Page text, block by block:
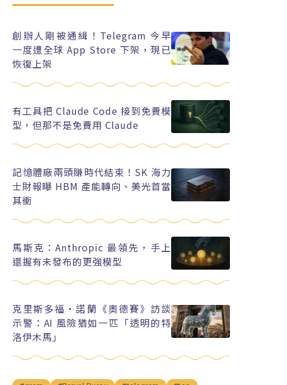
創辦人剛被通緝！Telegram 今早
一度遭全球 App Store 下架，現已
恢復上架
有工具把 Claude Code 接到免費模
型，但那不是免費用 Claude
記憶體廠兩頭賺時代結束！SK 海力
士財報曝 HBM 產能轉向、美光首當
其衝
馬斯克：Anthropic 最領先，手上
還握有未發布的更強模型
克里斯多福・諾蘭《奧德賽》訪談
示警：AI 風險猶如一匹「透明的特
洛伊木馬」